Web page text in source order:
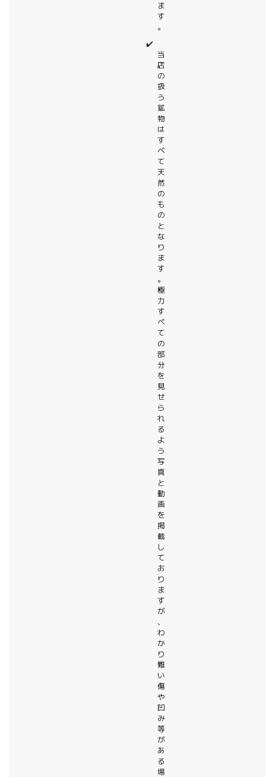
ま
す
。
✔️
当
店
の
扱
う
鉱
物
は
す
べ
て
天
然
の
も
の
と
な
り
ま
す
。
極
力
す
べ
て
の
部
分
を
見
せ
ら
れ
る
よ
う
写
真
と
動
画
を
掲
載
し
て
お
り
ま
す
が
、
わ
か
り
難
い
傷
や
凹
み
等
が
あ
る
場